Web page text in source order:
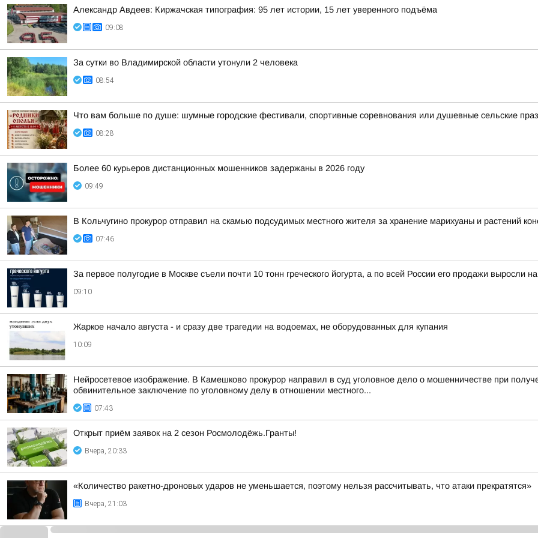
Александр Авдеев: Киржачская типография: 95 лет истории, 15 лет уверенного подъёма
09:08
За сутки во Владимирской области утонули 2 человека
08:54
Что вам больше по душе: шумные городские фестивали, спортивные соревнования или душевные сельские
08:28
Более 60 курьеров дистанционных мошенников задержаны в 2026 году
09:49
В Кольчугино прокурор отправил на скамью подсудимых местного жителя за хранение марихуаны и растений
07:46
За первое полугодие в Москве съели почти 10 тонн греческого йогурта, а по всей России его продажи
09:10
Жаркое начало августа - и сразу две трагедии на водоемах, не оборудованных для купания
10:09
Нейросетевое изображение. В Камешково прокурор направил в суд уголовное дело о мошенничестве при
обвинительное заключение по уголовному делу в отношении местного...
07:43
Открыт приём заявок на 2 сезон Росмолодёжь.Гранты!
Вчера, 20:33
«Количество ракетно-дроновых ударов не уменьшается, поэтому нельзя рассчитывать, что атаки прекратятся»
Вчера, 21:03